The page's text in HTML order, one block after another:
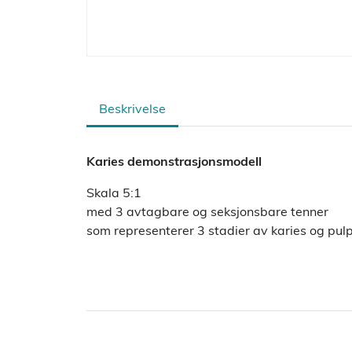
Beskrivelse
Karies demonstrasjonsmodell
Skala 5:1
med 3 avtagbare og seksjonsbare tenner
som representerer 3 stadier av karies og